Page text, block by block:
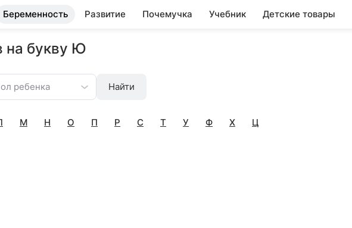
Беременность Развитие Почемучка Учебник Детские товары
на букву Ю
ребенка Найти
М Н О П Р С Т У Ф Х Ц